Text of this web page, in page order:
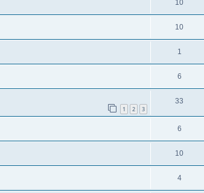
10
10
1
6
1 2 3
33
6
10
4